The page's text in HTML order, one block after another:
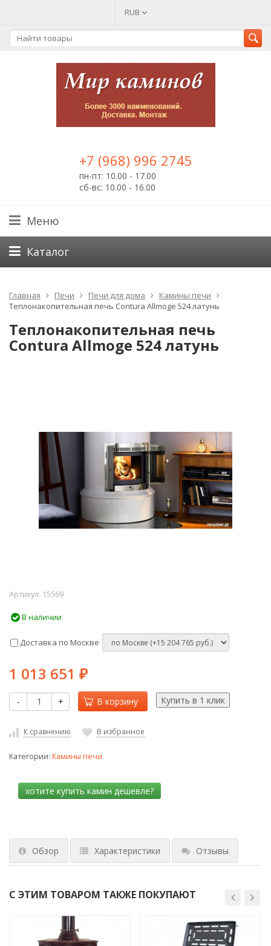
RUB
+7 (968) 996 2745
пн-пт: 10.00 - 17.00
сб-вс: 10.00 - 16.00
Меню
Каталог
Главная Печи Печи для дома
Камины печи
Теплонакопительная печь Contura Allmoge 524 латунь
Теплонакопительная печь
Contura Allmoge 524 латунь
Артикул: 15569
В наличии
Доставка по Москве
1 013 651 ₽
- + В корзину
К сравнению В избранное
Категории: Камины печи
Обзор Характеристики Отзывы
С ЭТИМ ТОВАРОМ ТАКЖЕ ПОКУПАЮТ